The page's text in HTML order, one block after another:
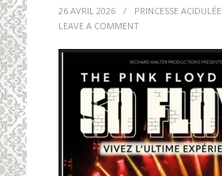
26 AVRIL 2026 / PRINCESSE ACIDULÉE
LEAVE A COMMENT